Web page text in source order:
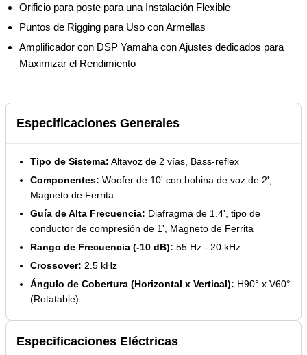
Orificio para poste para una Instalación Flexible
Puntos de Rigging para Uso con Armellas
Amplificador con DSP Yamaha con Ajustes dedicados para
Maximizar el Rendimiento
Especificaciones Generales
Tipo de Sistema: Altavoz de 2 vías, Bass-reflex
Componentes: Woofer de 10' con bobina de voz de 2',
Magneto de Ferrita
Guía de Alta Frecuencia: Diafragma de 1.4', tipo de
conductor de compresión de 1', Magneto de Ferrita
Rango de Frecuencia (-10 dB): 55 Hz - 20 kHz
Crossover: 2.5 kHz
Ángulo de Cobertura (Horizontal x Vertical): H90° x V60°
(Rotatable)
Especificaciones Eléctricas